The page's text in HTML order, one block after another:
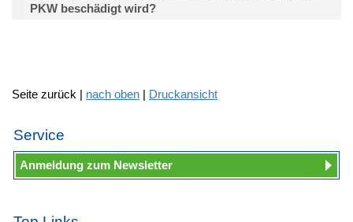
PKW beschädigt wird?
Seite zurück | nach oben | Druckansicht
Service
Anmeldung zum Newsletter